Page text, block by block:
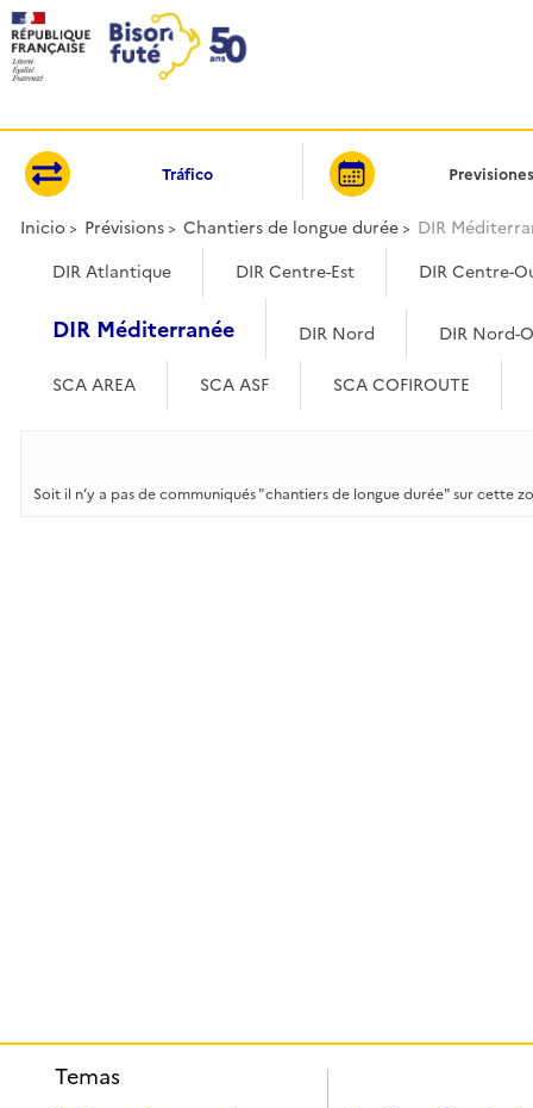
Tráfico Previsiones
Inicio Prévisions Chantiers de longue durée DIR
DIR Atlantique DIR Centre-Est DIR Centre-
DIR Méditerranée DIR Nord DIR Nord-
SCA AREA SCA ASF SCA COFIROUTE
Soit il n’y a pas de communiqués "chantiers de longue durée" sur cette
Temas
Panel de gestión de cookies